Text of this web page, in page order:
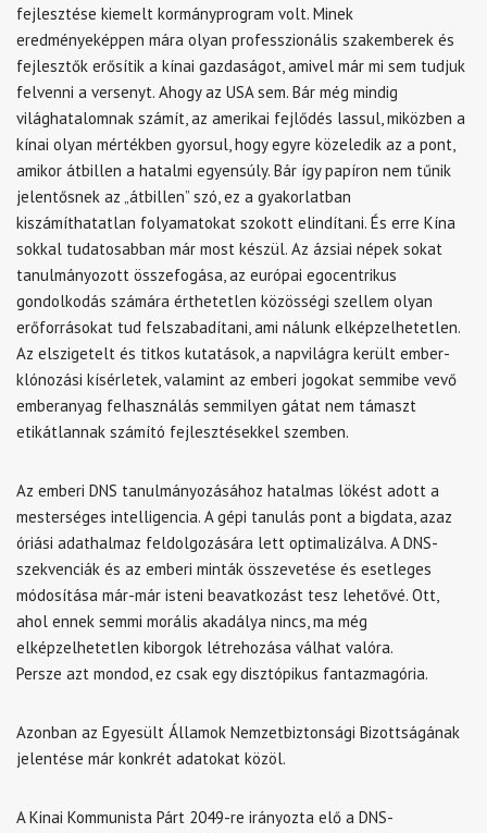
fejlesztése kiemelt kormányprogram volt. Minek
eredményeképpen mára olyan professzionális szakemberek és
fejlesztők erősítik a kínai gazdaságot, amivel már mi sem tudjuk
felvenni a versenyt. Ahogy az USA sem. Bár még mindig
világhatalomnak számít, az amerikai fejlődés lassul, miközben a
kínai olyan mértékben gyorsul, hogy egyre közeledik az a pont,
amikor átbillen a hatalmi egyensúly. Bár így papíron nem tűnik
jelentősnek az „átbillen” szó, ez a gyakorlatban
kiszámíthatatlan folyamatokat szokott elindítani. És erre Kína
sokkal tudatosabban már most készül. Az ázsiai népek sokat
tanulmányozott összefogása, az európai egocentrikus
gondolkodás számára érthetetlen közösségi szellem olyan
erőforrásokat tud felszabadítani, ami nálunk elképzelhetetlen.
Az elszigetelt és titkos kutatások, a napvilágra került ember-
klónozási kísérletek, valamint az emberi jogokat semmibe vevő
emberanyag felhasználás semmilyen gátat nem támaszt
etikátlannak számító fejlesztésekkel szemben.
Az emberi DNS tanulmányozásához hatalmas lökést adott a
mesterséges intelligencia. A gépi tanulás pont a bigdata, azaz
óriási adathalmaz feldolgozására lett optimalizálva. A DNS-
szekvenciák és az emberi minták összevetése és esetleges
módosítása már-már isteni beavatkozást tesz lehetővé. Ott,
ahol ennek semmi morális akadálya nincs, ma még
elképzelhetetlen kiborgok létrehozása válhat valóra.
Persze azt mondod, ez csak egy disztópikus fantazmagória.
Azonban az Egyesült Államok Nemzetbiztonsági Bizottságának
jelentése már konkrét adatokat közöl.
A Kinai Kommunista Párt 2049-re irányozta elő a DNS-